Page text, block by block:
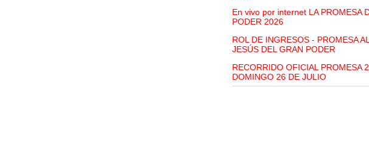
En vivo por internet LA PROMESA
PODER 2026
ROL DE INGRESOS - PROMESA
JESÚS DEL GRAN PODER
RECORRIDO OFICIAL PROMESA
DOMINGO 26 DE JULIO